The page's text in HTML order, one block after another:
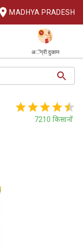
MADHYA PRADESH
अॅग्री दुकान
7210 किसानों